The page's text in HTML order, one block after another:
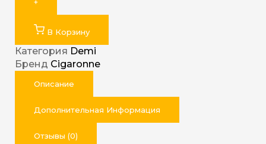
В Корзину
Категория Demi
Бренд Cigaronne
Описание
Дополнительная Информация
Отзывы (0)